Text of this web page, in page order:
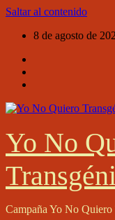
Saltar al contenido
8 de agosto de
Yo No
Campaña Yo No